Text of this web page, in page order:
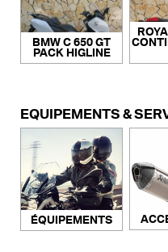
BMW C 650 GT
PACK HIGLINE
ÉQUIPEMENTS &
ÉQUIPEMENTS